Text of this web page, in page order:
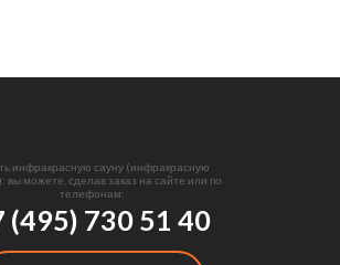
инфракрасную сауну (инфракрасную
вы можете, сделав заказ на сайте или по
телефонам:
(495) 730 51 40